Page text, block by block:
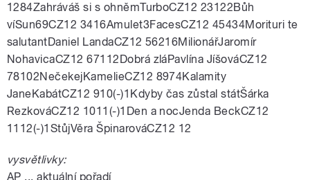
1284Zahráváš si s ohněmTurboCZ12 23122Bůh
víSun69CZ12 3416Amulet3FacesCZ12 45434Morituri te
salutantDaniel LandaCZ12 56216MilionářJaromír
NohavicaCZ12 67112Dobrá zláPavlína JíšováCZ12
78102NečekejKamelieCZ12 8974Kalamity
JaneKabátCZ12 910(-)1Kdyby čas zůstal státŠárka
RezkováCZ12 1011(-)1Den a nocJenda BeckCZ12
1112(-)1StůjVěra ŠpinarováCZ12 12
vysvětlivky:
AP ... aktuální pořadí